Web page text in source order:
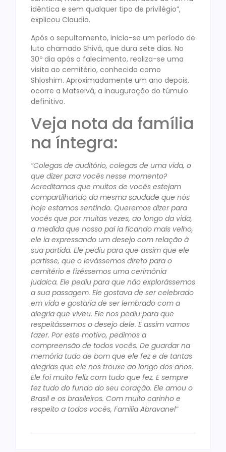
idêntica e sem qualquer tipo de privilégio”,
explicou Claudio.
Após o sepultamento, inicia-se um período de
luto chamado Shivá, que dura sete dias. No
30º dia após o falecimento, realiza-se uma
visita ao cemitério, conhecida como
Shloshim. Aproximadamente um ano depois,
ocorre a Matseivá, a inauguração do túmulo
definitivo.
Veja nota da família
na íntegra:
“Colegas de auditório, colegas de uma vida, o
que dizer para vocês nesse momento?
Acreditamos que muitos de vocês estejam
compartilhando da mesma saudade que nós
hoje estamos sentindo. Queremos dizer para
vocês que por muitas vezes, ao longo da vida,
a medida que nosso pai ia ficando mais velho,
ele ia expressando um desejo com relação à
sua partida. Ele pediu para que assim que ele
partisse, que o levássemos direto para o
cemitério e fizéssemos uma cerimônia
judaica. Ele pediu para que não explorássemos
a sua passagem. Ele gostava de ser celebrado
em vida e gostaria de ser lembrado com a
alegria que viveu. Ele nos pediu para que
respeitássemos o desejo dele. E assim vamos
fazer. Por este motivo, pedimos a
compreensão de todos vocês. De guardar na
memória tudo de bom que ele fez e de tantas
alegrias que ele nos trouxe ao longo dos anos.
Ele foi muito feliz com tudo que fez. E sempre
fez tudo do fundo do seu coração. Ele amou o
Brasil e os brasileiros. Com muito carinho e
respeito a todos vocês, Família Abravanel”